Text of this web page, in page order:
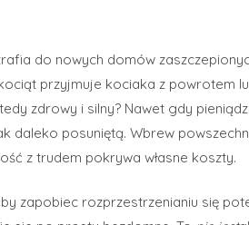
do nowych domów
przyjmuje kociaka z powrotem
zdrowy i silny? Nawet gdy
daleko posuniętą. Wbrew
z trudem pokrywa własne koszty.
zapobiec rozprzestrzenianiu się